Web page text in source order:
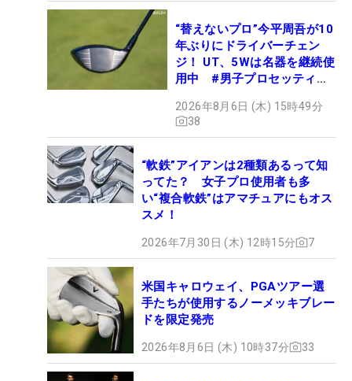
“替えないプロ”今平周吾が10
年ぶりにドライバーチェン
ジ！ UT、5Wは名器を継続使
用中 #男子プロセッティン
2026年8月6日 (木) 15時49分
38
“軟鉄”アイアンは2種類あるって知
ってた？ 女子プロ使用者も多
い“複合軟鉄”はアマチュアにもオス
スメ！
2026年7月30日 (木) 12時15分 7
米国キャロウェイ、PGAツアー選
手たちが使用するノーメッキブレー
ドを限定発売
2026年8月6日 (木) 10時37分 33